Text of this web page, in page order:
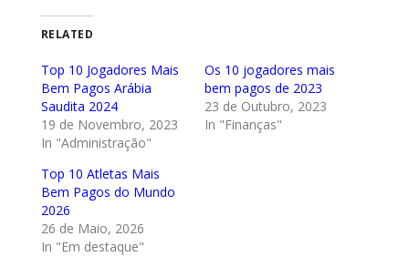
RELATED
Top 10 Jogadores Mais
Bem Pagos Arábia
Saudita 2024
19 de Novembro, 2023
In "Administração"
Os 10 jogadores mais
bem pagos de 2023
23 de Outubro, 2023
In "Finanças"
Top 10 Atletas Mais
Bem Pagos do Mundo
2026
26 de Maio, 2026
In "Em destaque"